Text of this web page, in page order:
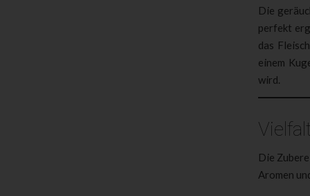
Die
perfekt
das
einem
wird.
Die
Aromen